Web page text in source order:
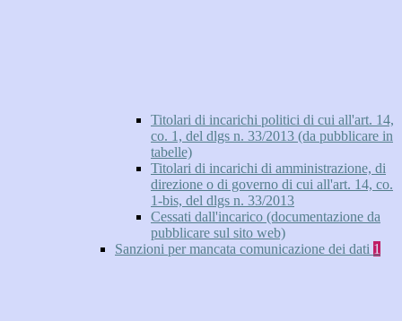
Titolari di incarichi politici di cui all'art. 14,
co. 1, del dlgs n. 33/2013 (da pubblicare in
tabelle)
Titolari di incarichi di amministrazione, di
direzione o di governo di cui all'art. 14, co.
1-bis, del dlgs n. 33/2013
Cessati dall'incarico (documentazione da
pubblicare sul sito web)
Sanzioni per mancata comunicazione dei dati 1